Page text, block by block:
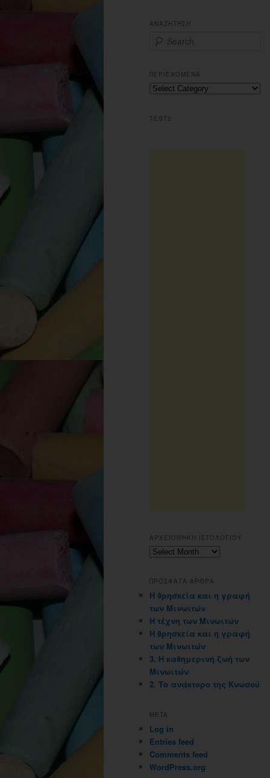
ΑΝΑΖΗΤΗΣΗ
r
c
h
ΠΕΡΙΕΧΟΜΕΝΑ
Περιεχομενα
TEST2
ΑΡΧΕΙΟΘΗΚΗ ΙΣΤΟΛΟΓΙΟΥ
Αρχειοθηκη
ΠΡΟΣΦΑΤΑ ΑΡΘΡΑ
Η θρησκεία και η γραφή
των Μινωιτών
Η τέχνη των Μινωιτών
Η θρησκεία και η γραφή
των Μινωιτών
3. Η καθημερινή ζωή των
Μινωιτών
2. Το ανάκτορο της Κνωσού
META
Log in
Entries feed
Comments feed
WordPress.org